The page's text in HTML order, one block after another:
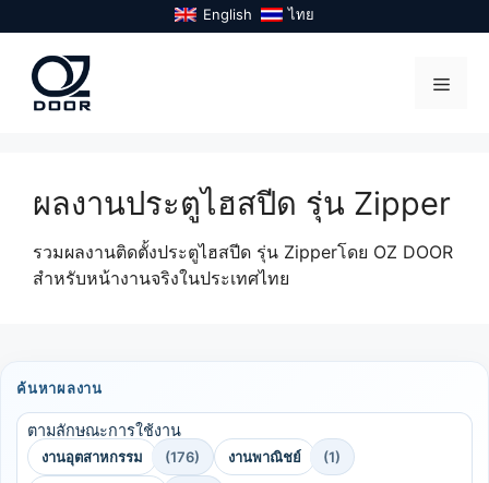
to
content
English ไทย
ผลงานประตูไฮสปีด รุ่น Zipper
รวมผลงานติดตั้งประตูไฮสปีด รุ่น Zipperโดย OZ DOOR
สำหรับหน้างานจริงในประเทศไทย
ค้นหาผลงาน
ตามลักษณะการใช้งาน
งานอุตสาหกรรม (176) งานพาณิชย์ (1)